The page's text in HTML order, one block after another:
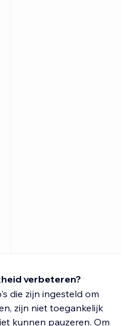
verbeteren?
die zijn ingesteld om
zijn niet toegankelijk
kunnen pauzeren. Om